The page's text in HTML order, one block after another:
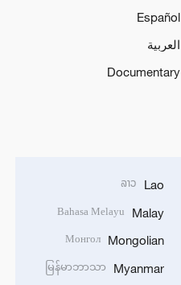
Español
العربية
Documentary
Lao
ລາວ
Malay
Bahasa Melayu
Mongolian
Монгол
Myanmar
မြန်မာဘာသာ